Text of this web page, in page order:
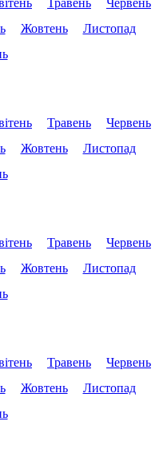
Травень
Червень
Жовтень
Листопад
Травень
Червень
Жовтень
Листопад
Травень
Червень
Жовтень
Листопад
Травень
Червень
Жовтень
Листопад